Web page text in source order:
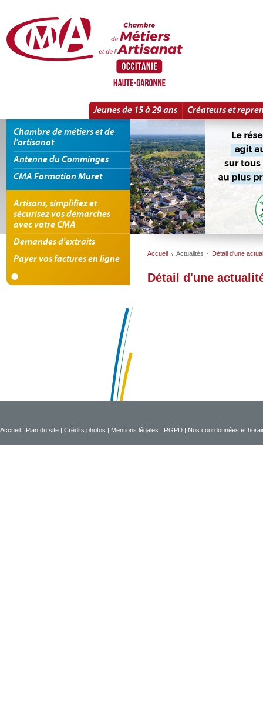
Jeunes de 15 à 29 ans Créateurs et
Chambre de métiers et de
l'artisanat
Antenne du Comminges
CMA Formation Muret
Artisans, simplifiez et
sécurisez vos démarches
avec votre CMA
Demandes d'extraits
Payer vos factures en ligne
Accueil Actualités Détail d'une
Détail d'une
Accueil Plan du site Crédits photos Mentions légales RGPD Nos coordonnées et